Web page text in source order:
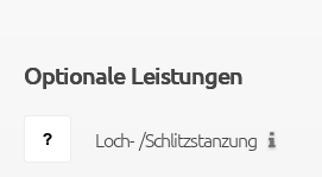
Optionale Leistungen
Loch- /Schlitzstanzung